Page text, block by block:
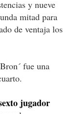
y nueve
mitad para
de ventaja los
fue una
jugador